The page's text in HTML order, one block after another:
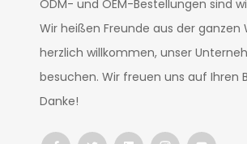
ODM- und OEM-Bestellungen sind
Wir heißen Freunde aus der ganzen
herzlich willkommen, unser
besuchen. Wir freuen uns auf Ihren
Danke!